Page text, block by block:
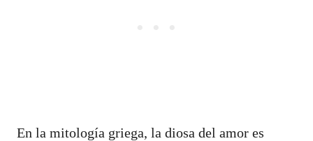
En la mitología griega, la diosa del amor es